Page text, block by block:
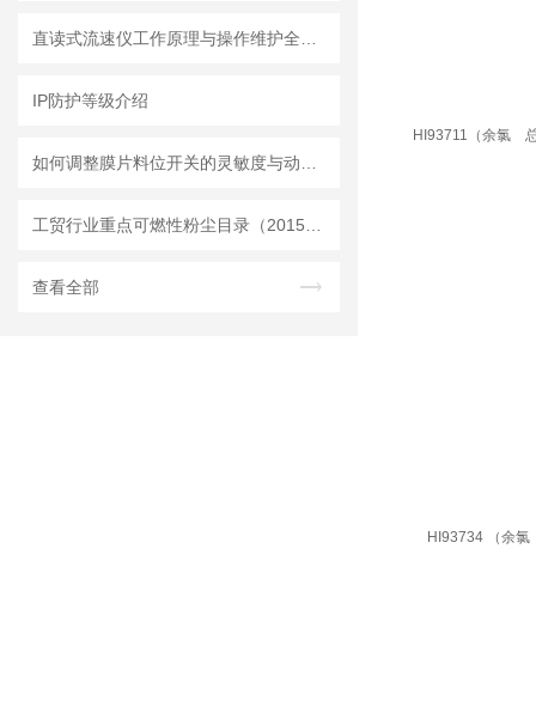
IP防护等级介绍
查看全部
HI93711（余氯
HI93734 （余